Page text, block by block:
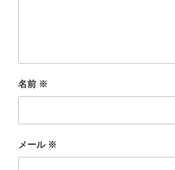
名前 ※
メール ※